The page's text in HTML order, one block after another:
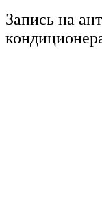
Запись на